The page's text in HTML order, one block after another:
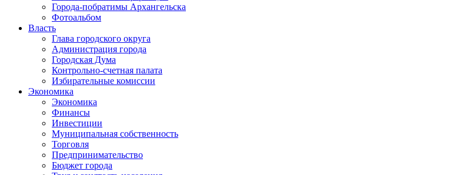
Города-побратимы Архангельска
Фотоальбом
Власть
Глава городского округа
Администрация города
Городская Дума
Контрольно-счетная палата
Избирательные комиссии
Экономика
Экономика
Финансы
Инвестиции
Муниципальная собственность
Торговля
Предпринимательство
Бюджет города